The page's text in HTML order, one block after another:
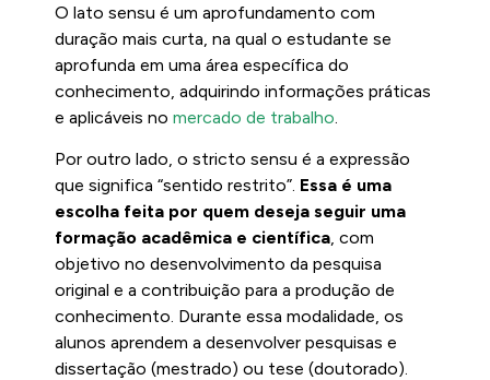
O lato sensu é um aprofundamento com
duração mais curta, na qual o estudante se
aprofunda em uma área específica do
conhecimento, adquirindo informações práticas
e aplicáveis no mercado de trabalho
Por outro lado, o stricto sensu é a expressão
que significa “sentido restrito”. Essa é uma
escolha feita por quem deseja seguir uma
formação acadêmica e científica, com
objetivo no desenvolvimento da pesquisa
original e a contribuição para a produção de
conhecimento. Durante essa modalidade, os
alunos aprendem a desenvolver pesquisas e
dissertação (mestrado) ou tese (doutorado).